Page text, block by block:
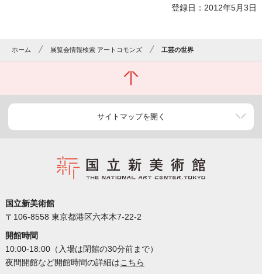
登録日：2012年5月3日
ホーム 展覧会情報検索 アートコモンズ 工芸の世界
サイトマップを開く
国立新美術館
〒106-8558 東京都港区六本木7-22-2
開館時間
10:00-18:00（入場は閉館の30分前まで）
夜間開館など開館時間の詳細はこちら